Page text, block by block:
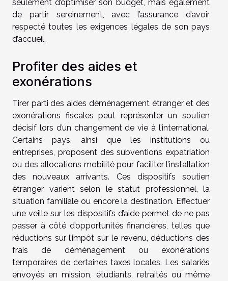
seulement d’optimiser son budget, mais également
de partir sereinement, avec l’assurance d’avoir
respecté toutes les exigences légales de son pays
d’accueil.
Profiter des aides et
exonérations
Tirer parti des aides déménagement étranger et des
exonérations fiscales peut représenter un soutien
décisif lors d’un changement de vie à l’international.
Certains pays, ainsi que les institutions ou
entreprises, proposent des subventions expatriation
ou des allocations mobilité pour faciliter l’installation
des nouveaux arrivants. Ces dispositifs soutien
étranger varient selon le statut professionnel, la
situation familiale ou encore la destination. Effectuer
une veille sur les dispositifs d’aide permet de ne pas
passer à côté d’opportunités financières, telles que
réductions sur l’impôt sur le revenu, déductions des
frais de déménagement ou exonérations
temporaires de certaines taxes locales. Les salariés
envoyés en mission, étudiants, retraités ou même